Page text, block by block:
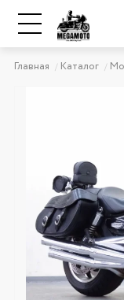
Главная Каталог